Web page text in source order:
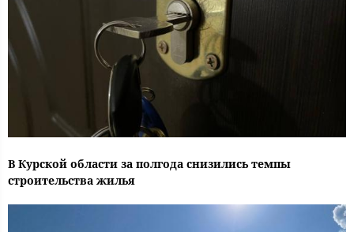
В Курской области за полгода снизились темпы
строительства жилья